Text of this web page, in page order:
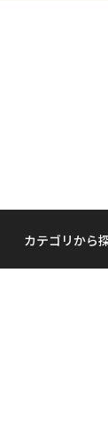
カテゴリから